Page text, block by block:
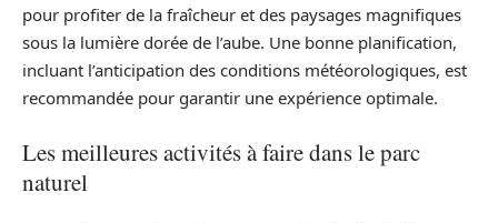
pour profiter de la fraîcheur et des paysages magnifiques
sous la lumière dorée de l’aube. Une bonne planification,
incluant l’anticipation des conditions météorologiques, est
recommandée pour garantir une expérience optimale.
Les meilleures activités à faire dans le parc
naturel